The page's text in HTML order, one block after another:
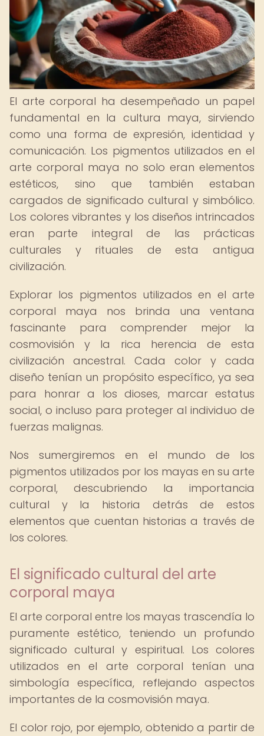
El arte corporal ha desempeñado un papel
fundamental en la cultura maya, sirviendo
como una forma de expresión, identidad y
comunicación. Los pigmentos utilizados en el
arte corporal maya no solo eran elementos
estéticos, sino que también estaban
cargados de significado cultural y simbólico.
Los colores vibrantes y los diseños intrincados
eran parte integral de las prácticas
culturales y rituales de esta antigua
civilización.
Explorar los pigmentos utilizados en el arte
corporal maya nos brinda una ventana
fascinante para comprender mejor la
cosmovisión y la rica herencia de esta
civilización ancestral. Cada color y cada
diseño tenían un propósito específico, ya sea
para honrar a los dioses, marcar estatus
social, o incluso para proteger al individuo de
fuerzas malignas.
Nos sumergiremos en el mundo de los
pigmentos utilizados por los mayas en su arte
corporal, descubriendo la importancia
cultural y la historia detrás de estos
elementos que cuentan historias a través de
los colores.
El significado cultural del arte
corporal maya
El arte corporal entre los mayas trascendía lo
puramente estético, teniendo un profundo
significado cultural y espiritual. Los colores
utilizados en el arte corporal tenían una
simbología específica, reflejando aspectos
importantes de la cosmovisión maya.
El color rojo, por ejemplo, obtenido a partir de